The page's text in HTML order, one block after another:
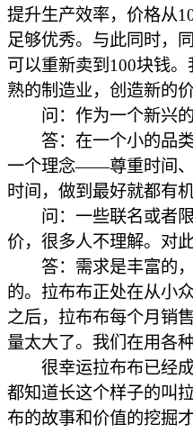
提升生产效率，价格从
足够优秀。与此同时，
可以重新卖到100块钱
熟的制造业，创造新的
问：作为一个新兴的
答：在一个小的品类
一个理念——尊重时间、
时间，做到最好就都有机
问：一些联名或者限
价，很多人不理解。对
答：需求是丰富的，
的。拉布布正处在从小
之后，拉布布每个月销
量太大了。我们在用各
很幸运拉布布已经成
都知道长这个样子的叫
布的故事和价值的挖掘